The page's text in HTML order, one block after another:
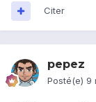
Citer
pepez
Posté(e) 9